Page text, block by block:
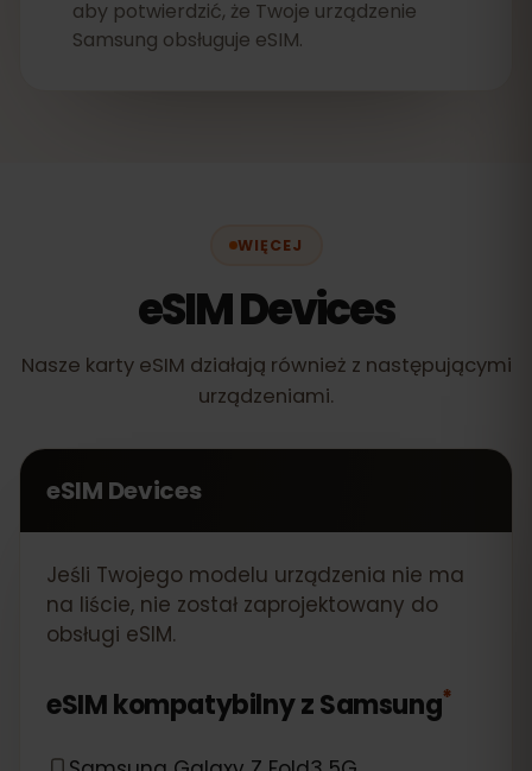
aby potwierdzić, że Twoje urządzenie
Samsung obsługuje eSIM.
WIĘCEJ
eSIM Devices
Nasze karty eSIM działają również z następującymi
urządzeniami.
eSIM Devices
Jeśli Twojego modelu urządzenia nie ma
na liście, nie został zaprojektowany do
obsługi eSIM.
eSIM kompatybilny zSamsung*